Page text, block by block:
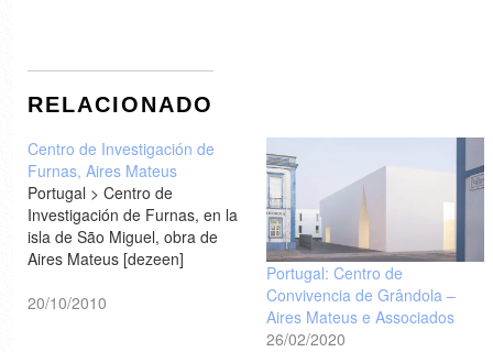
RELACIONADO
Centro de Investigación de
Furnas, Aires Mateus
Portugal > Centro de
Investigación de Furnas, en la
isla de São Miguel, obra de
Aires Mateus [dezeen]
20/10/2010
Portugal: Centro de
Convivencia de Grândola –
Aires Mateus e Associados
26/02/2020